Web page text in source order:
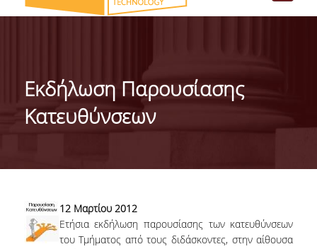
ΤΟ ΤΜΗΜΑ
ΤΑΥΤΟΤΗΤΑ ΤΟΥ ΤΜΗΜΑΤΟΣ
ΑΠΟΣΤΟΛΗ ΤΟΥ ΤΜΗΜΑΤΟΣ
TESTIMONIALS ΔΙΑΚΡΙΣΕΩΝ
Εκδήλωση Παρουσίασης
Κατευθύνσεων
12 Μαρτίου 2012
Ετήσια εκδήλωση παρουσίασης των κατευθύνσεων
του Τμήματος από τους διδάσκοντες, στην αίθουσα